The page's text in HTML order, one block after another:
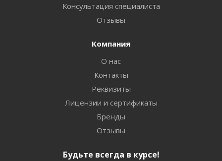
Консультация специалиста
Отзывы
Компания
О нас
Контакты
Реквизиты
Лицензии и сертификаты
Бренды
Отзывы
Будьте всегда в курсе!